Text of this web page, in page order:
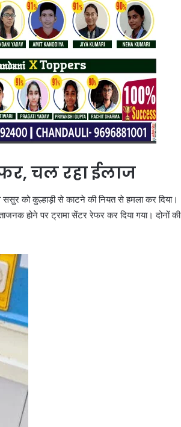
चल रहा ईलाज
को कुल्हाड़ी से काटने की नियत से हमला कर दिया।
होने पर ट्रामा सेंटर रेफर कर दिया गया। दोनों की